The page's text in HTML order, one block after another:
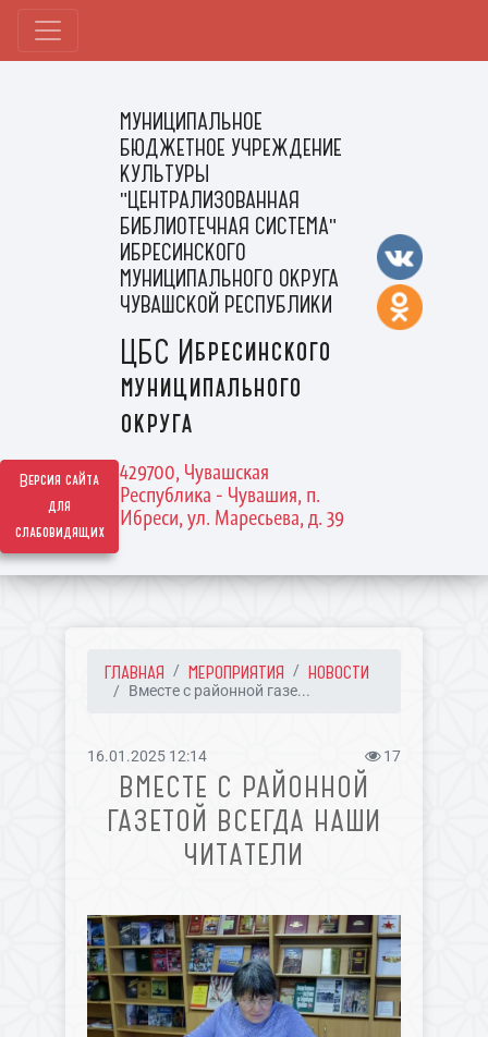
Версия сайта
для
слабовидящих
МУНИЦИПАЛЬНОЕ
БЮДЖЕТНОЕ УЧРЕЖДЕНИЕ
КУЛЬТУРЫ
"ЦЕНТРАЛИЗОВАННАЯ
БИБЛИОТЕЧНАЯ СИСТЕМА"
ИБРЕСИНСКОГО
МУНИЦИПАЛЬНОГО ОКРУГА
ЧУВАШСКОЙ РЕСПУБЛИКИ
ЦБС Ибресинского
муниципального
округа
429700, Чувашская
Республика - Чувашия, п.
Ибреси, ул. Маресьева, д. 39
ГЛАВНАЯ МЕРОПРИЯТИЯ НОВОСТИ
Вместе с районной газе...
16.01.2025 12:14 17
ВМЕСТЕ С РАЙОННОЙ
ГАЗЕТОЙ ВСЕГДА НАШИ
ЧИТАТЕЛИ